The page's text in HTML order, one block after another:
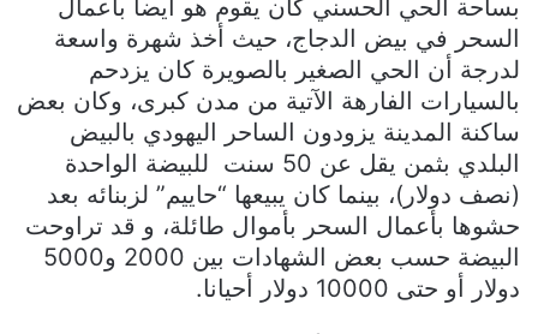
بساحة الحي الحسني كان يقوم هو أيضا بأعمال
السحر في بيض الدجاج، حيث أخذ شهرة واسعة
لدرجة أن الحي الصغير بالصويرة كان يزدحم
بالسيارات الفارهة الآتية من مدن كبرى، وكان بعض
ساكنة المدينة يزودون الساحر اليهودي بالبيض
البلدي بثمن يقل عن 50 سنت للبيضة الواحدة
(نصف دولار)، بينما كان يبيعها “حاييم” لزبنائه بعد
حشوها بأعمال السحر بأموال طائلة، و قد تراوحت
البيضة حسب بعض الشهادات بين 2000 و5000
دولار أو حتى 10000 دولار أحيانا.